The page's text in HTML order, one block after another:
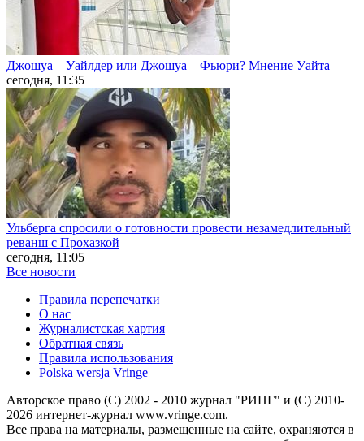
Джошуа – Уайлдер или Джошуа – Фьюри? Мнение Уайта
сегодня, 11:35
Ульберга спросили о готовности провести незамедлительный
реванш с Прохазкой
сегодня, 11:05
Все новости
Правила перепечатки
О нас
Журналистская хартия
Обратная связь
Правила использования
Polska wersja Vringe
Авторское право (С) 2002 - 2010 журнал "РИНГ" и (С) 2010-
2026 интернет-журнал www.vringe.com.
Все права на материалы, размещенные на сайте, охраняются в